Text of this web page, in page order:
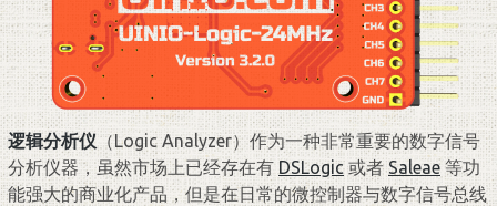
逻辑分析仪 （Logic Analyzer）作为一种非常重要的数字信号
分析仪器，虽然市场上已经存在有 DSLogic或者Saleae 等功
能强大的商业化产品，但是在日常的微控制器与数字信号总线